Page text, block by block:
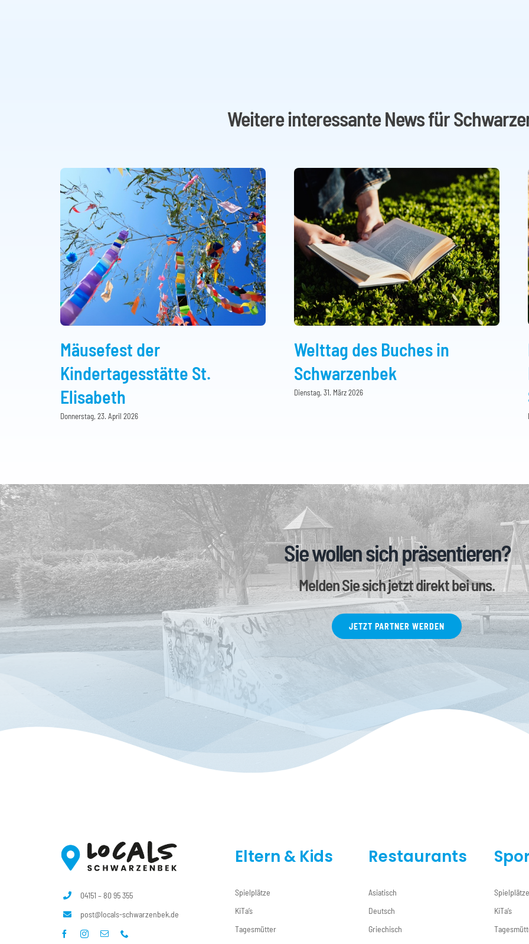
Weitere interessante News für
Mäusefest der
Kindertagesstätte St.
Elisabeth
Donnerstag, 23. April 2026
Welttag des Buches in
Schwarzenbek
Dienstag, 31. März 2026
Sie wollen sich präsentieren?
Melden Sie sich jetzt direkt bei uns.
JETZT PARTNER WERDEN
04151 – 80 95 355
post@locals-schwarzenbek.de
Eltern & Kids
Spielplätze
KiTa’s
Tagesmütter
Restaurants
Asiatisch
Deutsch
Griechisch
Spielplätze
KiTa’s